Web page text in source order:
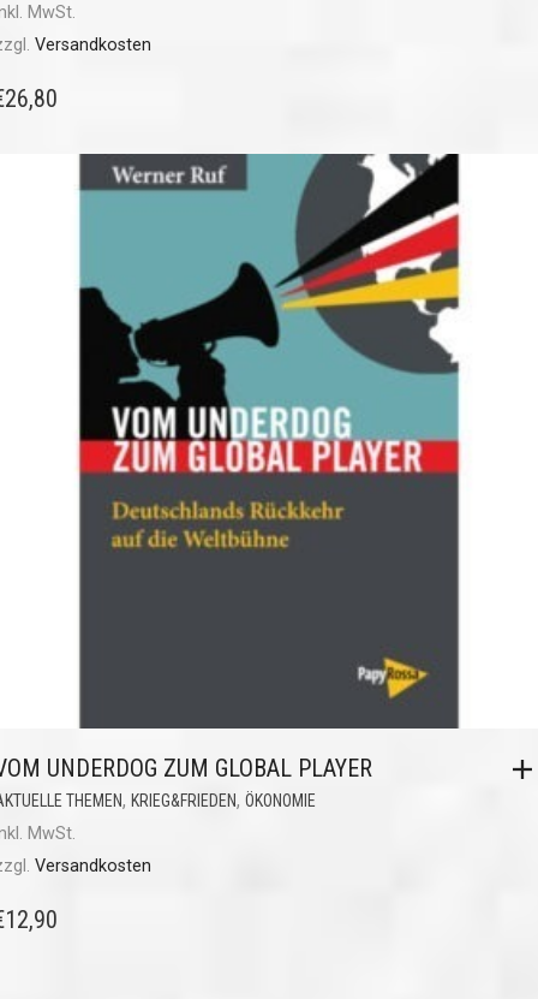
MwSt.
Versandkosten
26,80
UNDERDOG ZUM GLOBAL PLAYER
THEMEN, KRIEG&FRIEDEN, ÖKONOMIE
MwSt.
Versandkosten
12,90